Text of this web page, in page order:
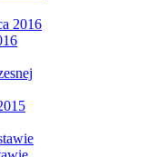
2016